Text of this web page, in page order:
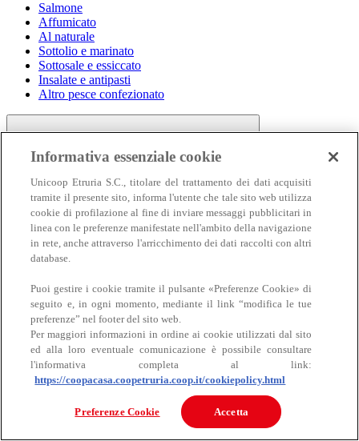
Salmone
Affumicato
Al naturale
Sottolio e marinato
Sottosale e essiccato
Insalate e antipasti
Altro pesce confezionato
Carne
Carne
Bovino
Informativa essenziale cookie
Unicoop Etruria S.C., titolare del trattamento dei dati acquisiti
tramite il presente sito, informa l'utente che tale sito web utilizza
cookie di profilazione al fine di inviare messaggi pubblicitari in
linea con le preferenze manifestate nell'ambito della navigazione
in rete, anche attraverso l'arricchimento dei dati raccolti con altri
database.
Puoi gestire i cookie tramite il pulsante «Preferenze Cookie» di
seguito e, in ogni momento, mediante il link “modifica le tue
preferenze” nel footer del sito web.
Per maggiori informazioni in ordine ai cookie utilizzati dal sito
ed alla loro eventuale comunicazione è possibile consultare
l'informativa completa al link:
https://coopacasa.coopetruria.coop.it/cookiepolicy.html
Preferenze Cookie Accetta